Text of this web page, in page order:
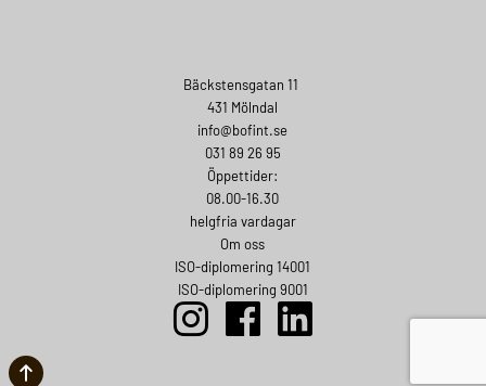
Bäckstensgatan 11
431 Mölndal
info@bofint.se
031 89 26 95
Öppettider:
08.00-16.30
helgfria vardagar
Om oss
ISO-diplomering 14001
ISO-diplomering 9001